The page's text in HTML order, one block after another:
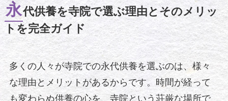
永代供養を寺院で選ぶ理由とそのメリッ
トを完全ガイド
多くの人々が寺院での永代供養を選ぶのは、様々
な理由とメリットがあるからです。時間が経って
も変わらぬ供養の心を、寺院という荘厳な場所で